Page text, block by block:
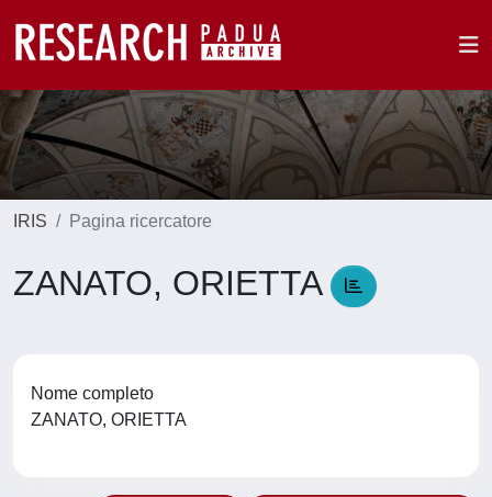
IRIS Pagina ricercatore
ZANATO, ORIETTA
Nome completo
ZANATO, ORIETTA